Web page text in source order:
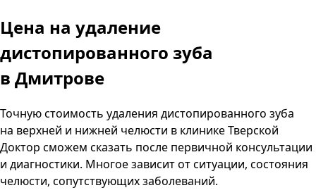
Цена на удаление
дистопированного зуба
в Дмитрове
Точную стоимость удаления дистопированного зуба
на верхней и нижней челюсти в клинике Тверской
Доктор сможем сказать после первичной консультации
и диагностики. Многое зависит от ситуации, состояния
челюсти, сопутствующих заболеваний.